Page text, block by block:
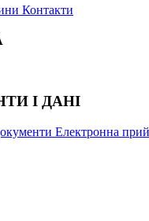
Контакти
І ДАНІ
Електронна